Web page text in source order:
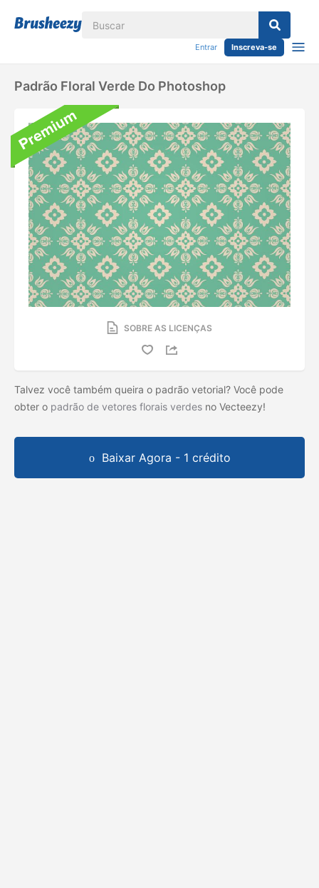
Entrar Inscreva-se
Padrão Floral Verde Do Photoshop
SOBRE AS LICENÇAS
Talvez você também queira o padrão vetorial? Você pode
obter o padrão de vetores florais verdes no Vecteezy!
Baixar Agora - 1 crédito